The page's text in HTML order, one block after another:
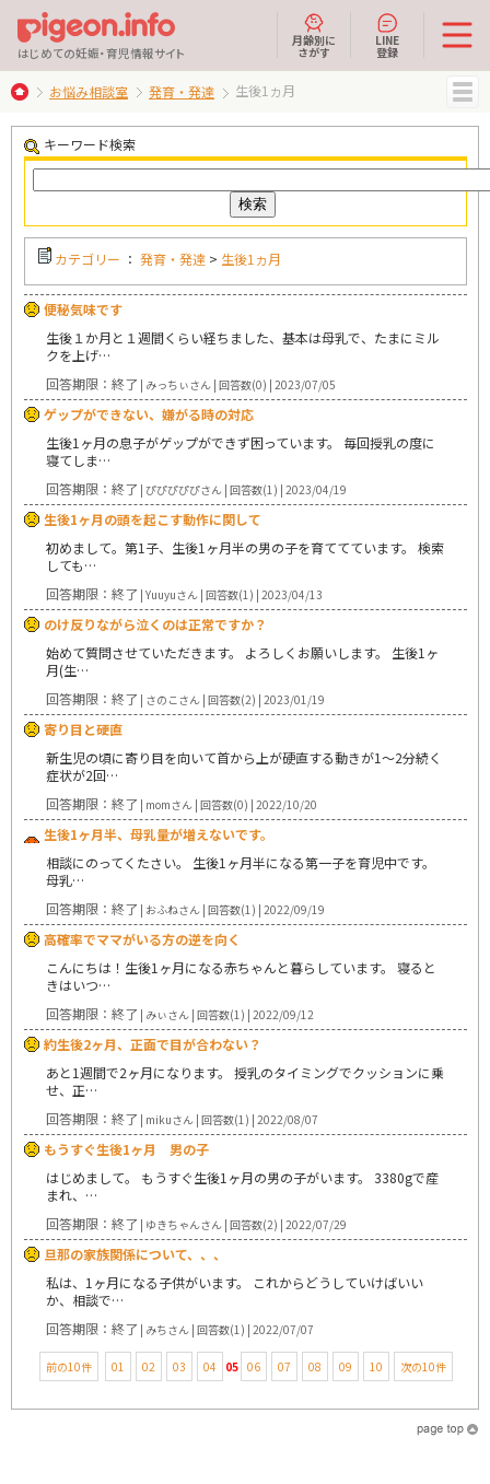
はじめての妊娠・育児情報サイト
月齢別に
さがす
LINE
登録
MENU
お悩み相談室 発育・発達 生後1ヵ月
キーワード検索
カテゴリー ： 発育・発達 > 生後1ヵ月
便秘気味です
生後１か月と１週間くらい経ちました、基本は母乳で、たまにミル
クを上げ…
回答期限：終了 | みっちぃさん | 回答数(0) | 2023/07/05
ゲップができない、嫌がる時の対応
生後1ヶ月の息子がゲップができず困っています。 毎回授乳の度に
寝てしま…
回答期限：終了 | ぴぴぴぴぴさん | 回答数(1) | 2023/04/19
生後1ヶ月の頭を起こす動作に関して
初めまして。第1子、生後1ヶ月半の男の子を育ててています。 検索
しても…
回答期限：終了 | Yuuyuさん | 回答数(1) | 2023/04/13
のけ反りながら泣くのは正常ですか？
始めて質問させていただきます。 よろしくお願いします。 生後1ヶ
月(生…
回答期限：終了 | さのこさん | 回答数(2) | 2023/01/19
寄り目と硬直
新生児の頃に寄り目を向いて首から上が硬直する動きが1〜2分続く
症状が2回…
回答期限：終了 | momさん | 回答数(0) | 2022/10/20
生後1ヶ月半、母乳量が増えないです。
相談にのってくたさい。 生後1ヶ月半になる第一子を育児中です。
母乳…
回答期限：終了 | おふねさん | 回答数(1) | 2022/09/19
高確率でママがいる方の逆を向く
こんにちは！生後1ヶ月になる赤ちゃんと暮らしています。 寝ると
きはいつ…
回答期限：終了 | みぃさん | 回答数(1) | 2022/09/12
約生後2ヶ月、正面で目が合わない？
あと1週間で2ヶ月になります。 授乳のタイミングでクッションに乗
せ、正…
回答期限：終了 | mikuさん | 回答数(1) | 2022/08/07
もうすぐ生後1ヶ月 男の子
はじめまして。 もうすぐ生後1ヶ月の男の子がいます。 3380gで産
まれ、…
回答期限：終了 | ゆきちゃんさん | 回答数(2) | 2022/07/29
旦那の家族関係について、、、
私は、1ヶ月になる子供がいます。 これからどうしていけばいい
か、相談で…
回答期限：終了 | みちさん | 回答数(1) | 2022/07/07
前の10件 01 02 03 04 05 06 07 08 09 10 次の10件